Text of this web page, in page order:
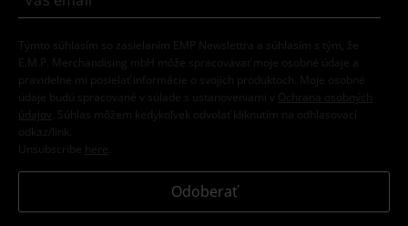
Týmto súhlasím so zasielaním EMP Newslettra a súhlasím s tým, že
E.M.P. Merchandising mbH môže spracovávať moje osobné údaje a
pravidelne mi posielať informácie o svojich produktoch. Moje osobné
údaje budú spracované v súlade s ustanoveniami v
Ochrana osobných
údajov
. Súhlas môžem kedykoľvek odvolať kliknutím na odhlasovací
odkaz/link.
Unsubscribe here
Odoberať